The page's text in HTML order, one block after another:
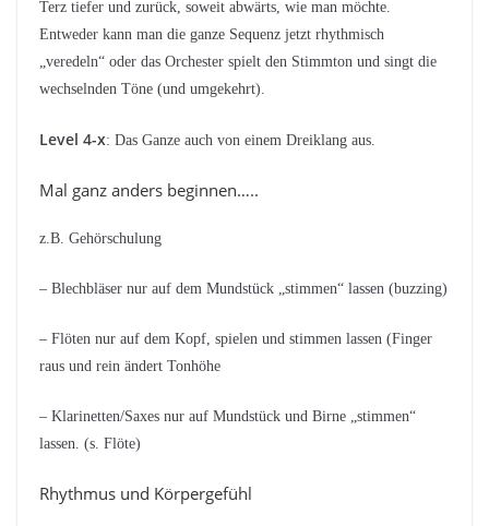
Terz tiefer und zurück, soweit abwärts, wie man möchte.
Entweder kann man die ganze Sequenz jetzt rhythmisch
„veredeln“ oder das Orchester spielt den Stimmton und singt die
wechselnden Töne (und umgekehrt).
Level 4-x: Das Ganze auch von einem Dreiklang aus.
Mal ganz anders beginnen…..
z.B. Gehörschulung
– Blechbläser nur auf dem Mundstück „stimmen“ lassen (buzzing)
– Flöten nur auf dem Kopf, spielen und stimmen lassen (Finger
raus und rein ändert Tonhöhe
– Klarinetten/Saxes nur auf Mundstück und Birne „stimmen“
lassen. (s. Flöte)
Rhythmus und Körpergefühl